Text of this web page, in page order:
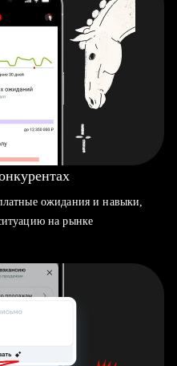
ожидания и навыки,
на рынке